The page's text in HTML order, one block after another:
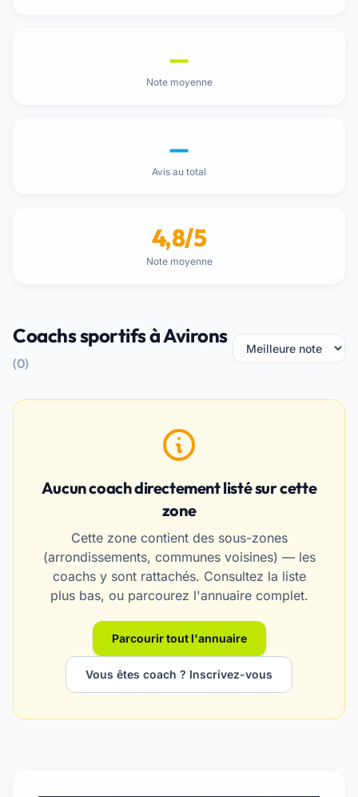
—
Note moyenne
—
Avis au total
4,8/5
Note moyenne
Coachs sportifs à Avirons
(0)
Aucun coach directement listé sur cette
zone
Cette zone contient des sous-zones
(arrondissements, communes voisines) — les
coachs y sont rattachés. Consultez la liste
plus bas, ou parcourez l'annuaire complet.
Parcourir tout l'annuaire
Vous êtes coach ? Inscrivez-vous